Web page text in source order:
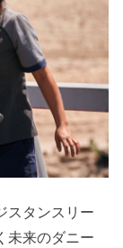
スタンスリー
未来のダニー